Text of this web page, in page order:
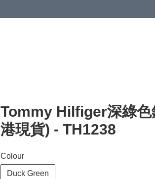
Tommy Hilfiger深綠色
港現貨) - TH1238
Colour
Duck Green